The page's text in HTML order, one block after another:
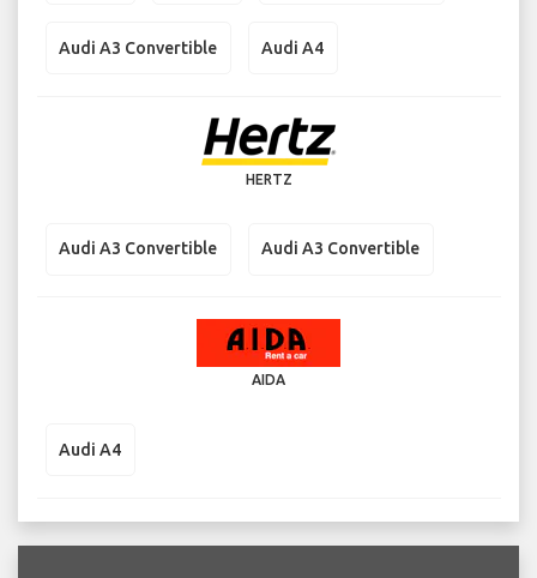
Audi A3 Convertible Audi A4
HERTZ
Audi A3 Convertible Audi A3 Convertible
AIDA
Audi A4